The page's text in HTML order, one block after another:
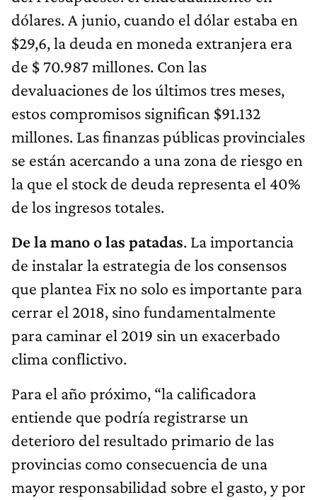
dólares. A junio, cuando el dólar estaba en
$29,6, la deuda en moneda extranjera era
de $ 70.987 millones. Con las
devaluaciones de los últimos tres meses,
estos compromisos significan $91.132
millones. Las finanzas públicas provinciales
se están acercando a una zona de riesgo en
la que el stock de deuda representa el 40%
de los ingresos totales.
De la mano o las patadas. La importancia
de instalar la estrategia de los consensos
que plantea Fix no solo es importante para
cerrar el 2018, sino fundamentalmente
para caminar el 2019 sin un exacerbado
clima conflictivo.
Para el año próximo, “la calificadora
entiende que podría registrarse un
deterioro del resultado primario de las
provincias como consecuencia de una
mayor responsabilidad sobre el gasto, y por